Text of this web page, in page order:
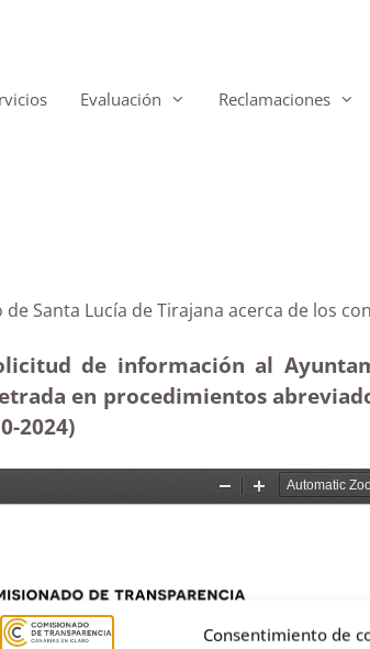
Consentimiento de
Evaluación Reclamaciones
de Santa Lucía de Tirajana acerca
de información al
en procedimientos
-2024)